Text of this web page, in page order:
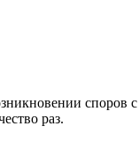
споров
раз.